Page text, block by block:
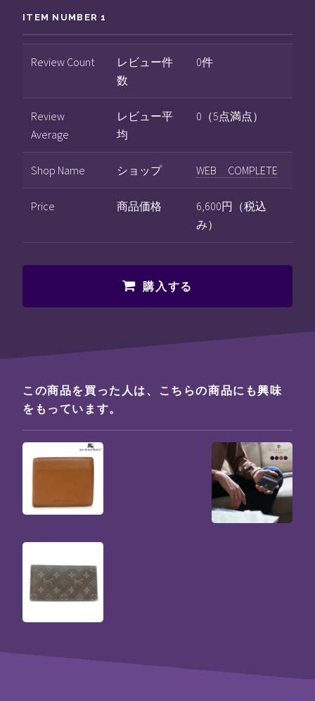
ITEM NUMBER 1
Review Count
レビュー件
数
0件
Review
Average
レビュー平
均
0（5点満点）
Shop Name ショップ WEB COMPLETE
Price 商品価格
6,600円（税込
み）
購入する
この商品を買った人は、こちらの商品にも興味
をもっています。